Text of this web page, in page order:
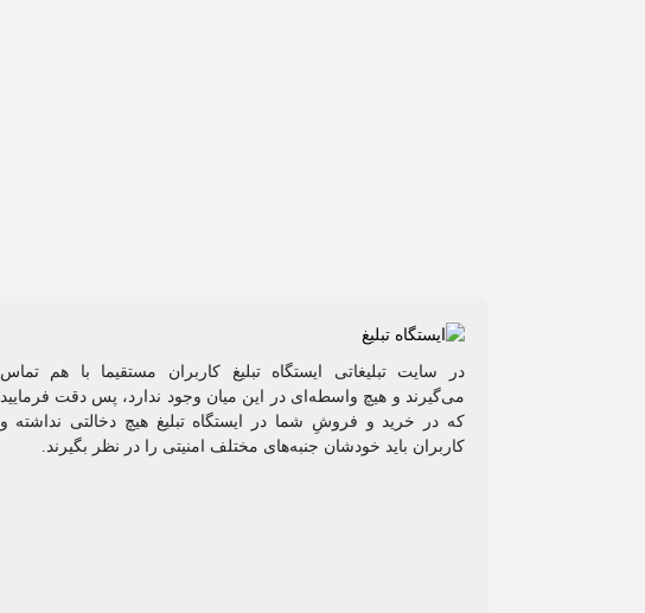
در سایت تبلیغاتی ایستگاه تبلیغ کاربران مستقیما با هم تماس
می‌گیرند و هیچ واسطه‌ای در این میان وجود ندارد، پس دقت فرمایید
که در خرید و فروشِ شما در ایستگاه تبلیغ هیچ دخالتی نداشته و
کاربران باید خودشان جنبه‌های مختلف امنیتی را در نظر بگیرند.